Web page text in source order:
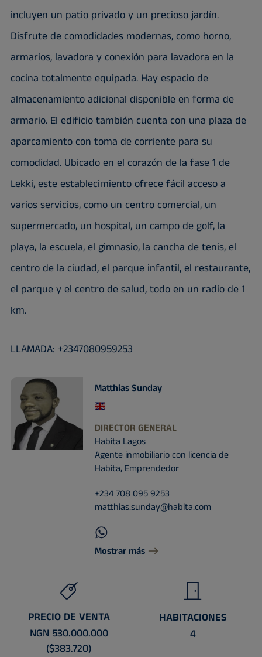
incluyen un patio privado y un precioso jardín.
Disfrute de comodidades modernas, como horno,
armarios, lavadora y conexión para lavadora en la
cocina totalmente equipada. Hay espacio de
almacenamiento adicional disponible en forma de
armario. El edificio también cuenta con una plaza de
aparcamiento con toma de corriente para su
comodidad. Ubicado en el corazón de la fase 1 de
Lekki, este establecimiento ofrece fácil acceso a
varios servicios, como un centro comercial, un
supermercado, un hospital, un campo de golf, la
playa, la escuela, el gimnasio, la cancha de tenis, el
centro de la ciudad, el parque infantil, el restaurante,
el parque y el centro de salud, todo en un radio de 1
km.
LLAMADA: +2347080959253
Matthias Sunday
DIRECTOR GENERAL
Habita Lagos
Agente inmobiliario con licencia de
Habita, Emprendedor
+234 708 095 9253
matthias.sunday@habita.com
Mostrar más
PRECIO DE VENTA
NGN 530.000.000
($383.720)
HABITACIONES
4